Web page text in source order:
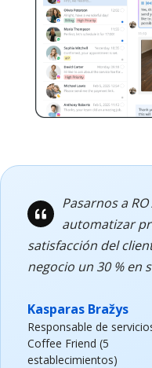
Pasarnos a
automatizar
satisfacción del
negocio un 30 % en
Kasparas Bražys
Responsable de
Coffee Friend (5
establecimientos)